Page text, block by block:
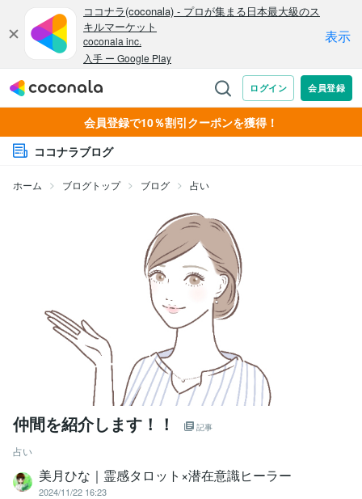
会員登録で10％割引クーポンを獲得！
ココナラブログ
ホーム ブログトップ ブログ 占い
仲間を紹介します！！ 記事
占い
美月ひな｜霊感タロット×潜在意識ヒーラー
2024/11/22 16:23